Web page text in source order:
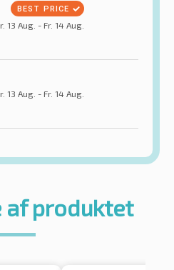
Aug. - Fr. 14 Aug.
Aug. - Fr. 14 Aug.
af produktet